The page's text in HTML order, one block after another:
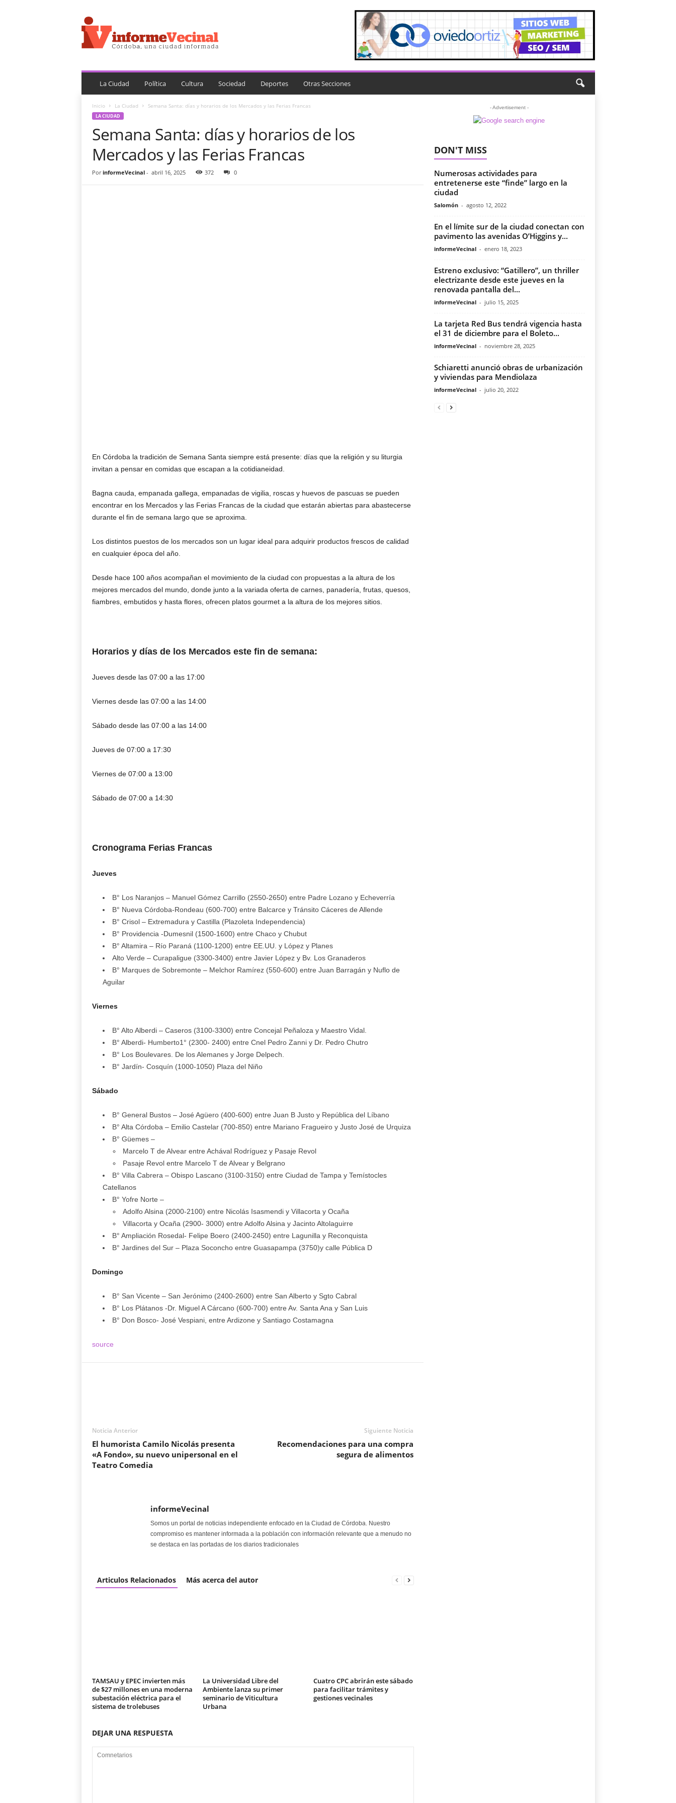
n
f
o
e
e
La Ciudad Política Cultura Sociedad Deportes Otras Secciones
Inicio La Ciudad Semana Santa: días y horarios de los Mercados y las Ferias Francas
LA CIUDAD
Semana Santa: días y horarios de los
Mercados y las Ferias Francas
Por informeVecinal- abril 16, 2025 372 0
En Córdoba la tradición de Semana Santa siempre está presente: días que la religión y su liturgia
invitan a pensar en comidas que escapan a la cotidianeidad.
Bagna cauda, empanada gallega, empanadas de vigilia, roscas y huevos de pascuas se pueden
encontrar en los Mercados y las Ferias Francas de la ciudad que estarán abiertas para abastecerse
durante el fin de semana largo que se aproxima.
Los distintos puestos de los mercados son un lugar ideal para adquirir productos frescos de calidad
en cualquier época del año.
Desde hace 100 años acompañan el movimiento de la ciudad con propuestas a la altura de los
mejores mercados del mundo, donde junto a la variada oferta de carnes, panadería, frutas, quesos,
fiambres, embutidos y hasta flores, ofrecen platos gourmet a la altura de los mejores sitios.
Horarios y días de los Mercados este fin de semana:
Jueves desde las 07:00 a las 17:00
Viernes desde las 07:00 a las 14:00
Sábado desde las 07:00 a las 14:00
Jueves de 07:00 a 17:30
Viernes de 07:00 a 13:00
Sábado de 07:00 a 14:30
Cronograma Ferias Francas
Jueves
B° Los Naranjos – Manuel Gómez Carrillo (2550-2650) entre Padre Lozano y Echeverría
B° Nueva Córdoba-Rondeau (600-700) entre Balcarce y Tránsito Cáceres de Allende
B° Crisol – Extremadura y Castilla (Plazoleta Independencia)
B° Providencia -Dumesnil (1500-1600) entre Chaco y Chubut
B° Altamira – Río Paraná (1100-1200) entre EE.UU. y López y Planes
Alto Verde – Curapaligue (3300-3400) entre Javier López y Bv. Los Granaderos
B° Marques de Sobremonte – Melchor Ramírez (550-600) entre Juan Barragán y Nuflo de
Aguilar
Viernes
B° Alto Alberdi – Caseros (3100-3300) entre Concejal Peñaloza y Maestro Vidal.
B° Alberdi- Humberto1° (2300- 2400) entre Cnel Pedro Zanni y Dr. Pedro Chutro
B° Los Boulevares. De los Alemanes y Jorge Delpech.
B° Jardín- Cosquín (1000-1050) Plaza del Niño
Sábado
B° General Bustos – José Agüero (400-600) entre Juan B Justo y República del Líbano
B° Alta Córdoba – Emilio Castelar (700-850) entre Mariano Fragueiro y Justo José de Urquiza
B° Güemes –
Marcelo T de Alvear entre Achával Rodríguez y Pasaje Revol
Pasaje Revol entre Marcelo T de Alvear y Belgrano
B° Villa Cabrera – Obispo Lascano (3100-3150) entre Ciudad de Tampa y Temístocles
Catellanos
B° Yofre Norte –
Adolfo Alsina (2000-2100) entre Nicolás Isasmendi y Villacorta y Ocaña
Villacorta y Ocaña (2900- 3000) entre Adolfo Alsina y Jacinto Altolaguirre
B° Ampliación Rosedal- Felipe Boero (2400-2450) entre Lagunilla y Reconquista
B° Jardines del Sur – Plaza Soconcho entre Guasapampa (3750)y calle Pública D
Domingo
B° San Vicente – San Jerónimo (2400-2600) entre San Alberto y Sgto Cabral
B° Los Plátanos -Dr. Miguel A Cárcano (600-700) entre Av. Santa Ana y San Luis
B° Don Bosco- José Vespiani, entre Ardizone y Santiago Costamagna
source
Noticia Anterior
El humorista Camilo Nicolás presenta
«A Fondo», su nuevo unipersonal en el
Teatro Comedia
Siguiente Noticia
Recomendaciones para una compra
segura de alimentos
informeVecinal
Somos un portal de noticias independiente enfocado en la Ciudad de Córdoba. Nuestro
compromiso es mantener informada a la población con información relevante que a menudo no
se destaca en las portadas de los diarios tradicionales
Articulos Relacionados Más acerca del autor
TAMSAU y EPEC invierten más
de $27 millones en una moderna
subestación eléctrica para el
sistema de trolebuses
La Universidad Libre del
Ambiente lanza su primer
seminario de Viticultura
Urbana
Cuatro CPC abrirán este sábado
para facilitar trámites y
gestiones vecinales
DEJAR UNA RESPUESTA
- Advertisement -
DON'T MISS
Numerosas actividades para
entretenerse este “finde” largo en la
ciudad
Salomón - agosto 12, 2022
En el límite sur de la ciudad conectan con
pavimento las avenidas O’Higgins y...
informeVecinal - enero 18, 2023
Estreno exclusivo: “Gatillero”, un thriller
electrizante desde este jueves en la
renovada pantalla del...
informeVecinal - julio 15, 2025
La tarjeta Red Bus tendrá vigencia hasta
el 31 de diciembre para el Boleto...
informeVecinal - noviembre 28, 2025
Schiaretti anunció obras de urbanización
y viviendas para Mendiolaza
informeVecinal - julio 20, 2022